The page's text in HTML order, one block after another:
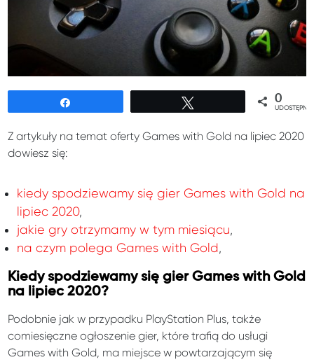
0
Z artykuły na temat oferty Games with Gold na lipiec 2020
dowiesz się:
kiedy spodziewamy się gier Games with Gold na
lipiec 2020,
jakie gry otrzymamy w tym miesiącu,
na czym polega Games with Gold,
Kiedy spodziewamy się gier Games with Gold
na lipiec 2020?
Podobnie jak w przypadku PlayStation Plus, także
comiesięczne ogłoszenie gier, które trafią do usługi
Games with Gold, ma miejsce w powtarzającym się